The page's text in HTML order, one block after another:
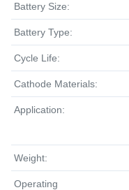
Battery Size:
Battery Type:
Cycle Life:
Cathode Materials:
Application:
Weight:
Operating